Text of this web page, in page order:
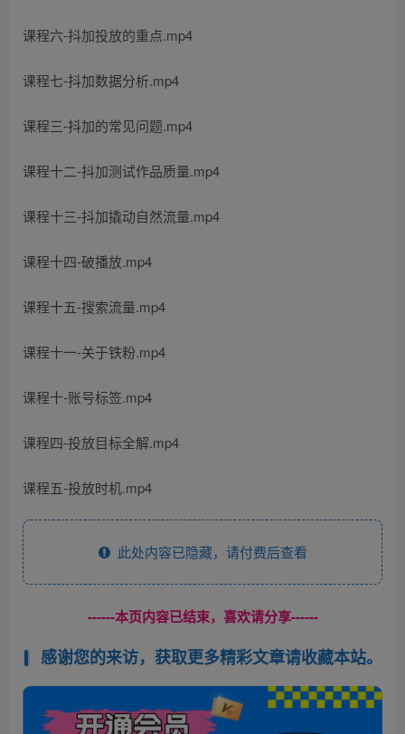
课程六-抖加投放的重点.mp4
课程七-抖加数据分析.mp4
课程三-抖加的常见问题.mp4
课程十二-抖加测试作品质量.mp4
课程十三-抖加撬动自然流量.mp4
课程十四-破播放.mp4
课程十五-搜索流量.mp4
课程十一-关于铁粉.mp4
课程十-账号标签.mp4
课程四-投放目标全解.mp4
课程五-投放时机.mp4
此处内容已隐藏，请付费后查看
------本页内容已结束，喜欢请分享------
感谢您的来访，获取更多精彩文章请收藏本站。